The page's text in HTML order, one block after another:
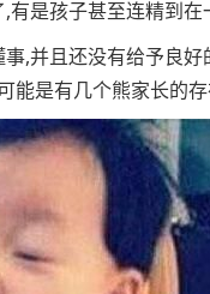
是孩子甚至连精到在
,并且还没有给予良
能是有几个熊家长的